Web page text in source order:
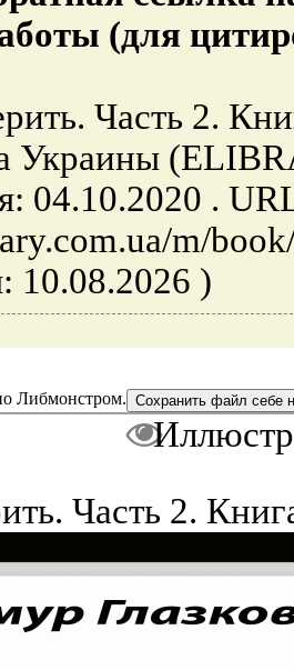
(для
Часть 2.
Украины
04.10.2020 .
m/
10.08.2026 )
Либмонстром.
Часть 2.